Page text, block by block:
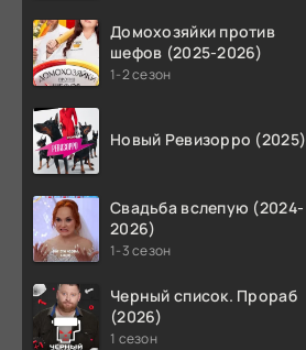
Домохозяйки против
шефов (2025-2026)
1-2 сезон
Новый Ревизорро (2025)
Свадьба вслепую (2024-
2026)
1-3 сезон
Черный список. Прораб
(2026)
1 сезон